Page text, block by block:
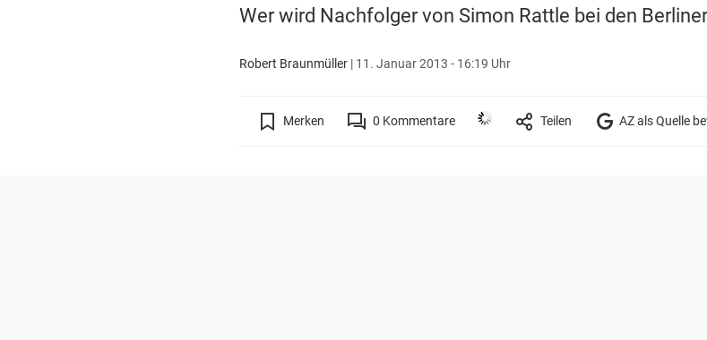
Wer wird Nachfolger von Simon Rattle bei den
Robert Braunmüller| 11. Januar 2013 - 16:19 Uhr
Merken 0 Kommentare Teilen AZ als Quelle